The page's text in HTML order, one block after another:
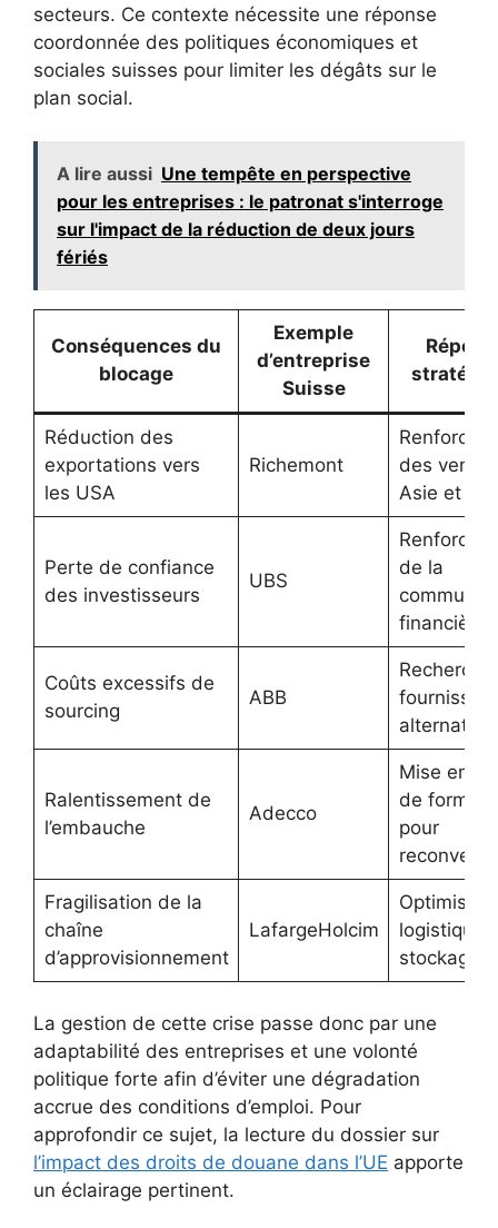
secteurs. Ce contexte nécessite une réponse
coordonnée des politiques économiques et
sociales suisses pour limiter les dégâts sur le
plan social.
A lire aussi Une tempête en perspective
pour les entreprises : le patronat s'interroge
sur l'impact de la réduction de deux jours
fériés
Conséquences du
blocage
Exemple
d’entreprise
Suisse
Réduction des
exportations vers
les USA
Richemont
des
Asie et
Perte de confiance
des investisseurs
UBS
de la
financière
Coûts excessifs de
sourcing
ABB
alternatifs
Ralentissement de
l’embauche
Adecco
Mise en
de
pour
Fragilisation de la
chaîne
d’approvisionnement
LafargeHolcim
logistique
stockage
La gestion de cette crise passe donc par une
adaptabilité des entreprises et une volonté
politique forte afin d’éviter une dégradation
accrue des conditions d’emploi. Pour
approfondir ce sujet, la lecture du dossier sur
l’impact des droits de douane dans l’UE apporte
un éclairage pertinent.